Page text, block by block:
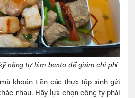
năng tự làm bento để giảm chi phí
khoản tiền các thực tập sinh gửi
nhau. Hãy lựa chọn công ty phái